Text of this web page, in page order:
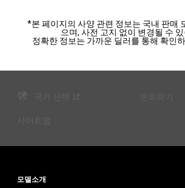
*본 페이지의 사양 관련 정보는 국내 판매
으며, 사전 고지 없이 변경될 수 있
정확한 정보는 가까운 딜러를 통해 확인
모델소개